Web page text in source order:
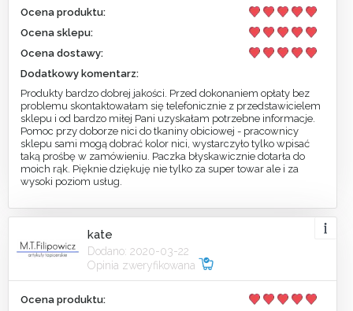
Ocena produktu:
Ocena sklepu:
Ocena dostawy:
Dodatkowy komentarz:
Produkty bardzo dobrej jakości. Przed dokonaniem opłaty bez
problemu skontaktowałam się telefonicznie z przedstawicielem
sklepu i od bardzo miłej Pani uzyskałam potrzebne informacje.
Pomoc przy doborze nici do tkaniny obiciowej - pracownicy
sklepu sami mogą dobrać kolor nici, wystarczyło tylko wpisać
taką prośbę w zamówieniu. Paczka błyskawicznie dotarła do
moich rąk. Pięknie dziękuję nie tylko za super towar ale i za
wysoki poziom usług.
kate
Dodano: 2020-03-22
Opinia zweryfikowana
Ocena produktu: